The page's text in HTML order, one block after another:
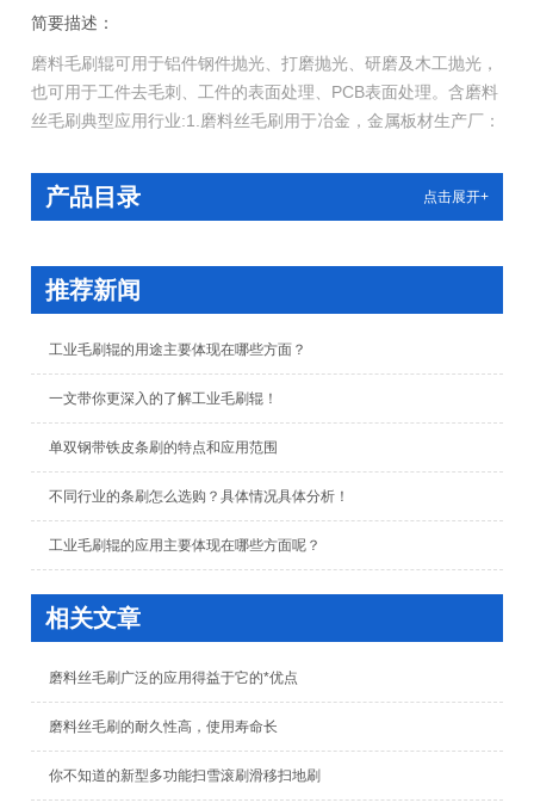
简要描述：
磨料毛刷辊可用于铝件钢件抛光、打磨抛光、研磨及木工抛光，
也可用于工件去毛刺、工件的表面处理、PCB表面处理。含磨料
丝毛刷典型应用行业:1.磨料丝毛刷用于冶金，金属板材生产厂：
理、去毛刺。2.磨料丝毛刷用于PCB行业：PCB板表面处理，以
增加对环氧树脂的黏着功效、除去钻孔毛刺。
产品目录 点击展开+
推荐新闻
工业毛刷辊的用途主要体现在哪些方面？
一文带你更深入的了解工业毛刷辊！
单双钢带铁皮条刷的特点和应用范围
不同行业的条刷怎么选购？具体情况具体分析！
工业毛刷辊的应用主要体现在哪些方面呢？
相关文章
磨料丝毛刷广泛的应用得益于它的*优点
磨料丝毛刷的耐久性高，使用寿命长
你不知道的新型多功能扫雪滚刷滑移扫地刷